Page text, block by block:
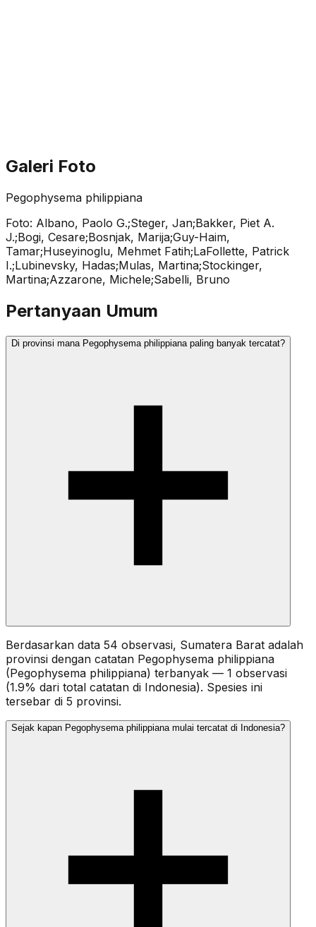
Galeri Foto
Pegophysema philippiana
Foto: Albano, Paolo G.;Steger, Jan;Bakker, Piet A.
J.;Bogi, Cesare;Bosnjak, Marija;Guy-Haim,
Tamar;Huseyinoglu, Mehmet Fatih;LaFollette, Patrick
I.;Lubinevsky, Hadas;Mulas, Martina;Stockinger,
Martina;Azzarone, Michele;Sabelli, Bruno
Pertanyaan Umum
Di provinsi mana Pegophysema philippiana paling banyak tercatat?
Berdasarkan data 54 observasi, Sumatera Barat adalah
provinsi dengan catatan Pegophysema philippiana
(Pegophysema philippiana) terbanyak — 1 observasi
(1.9% dari total catatan di Indonesia). Spesies ini
tersebar di 5 provinsi.
Sejak kapan Pegophysema philippiana mulai tercatat di Indonesia?